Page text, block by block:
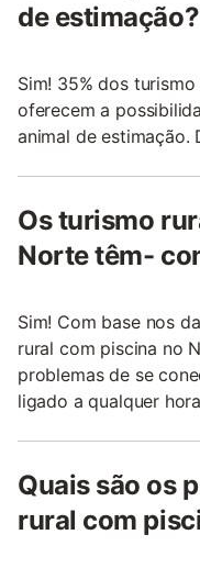
de estimação?
Sim! 35% dos
oferecem a
animal de estimação.
Os turismo
Norte têm-
Sim! Com base nos
rural com piscina no
problemas de se
ligado a qualquer
Quais são os
rural com